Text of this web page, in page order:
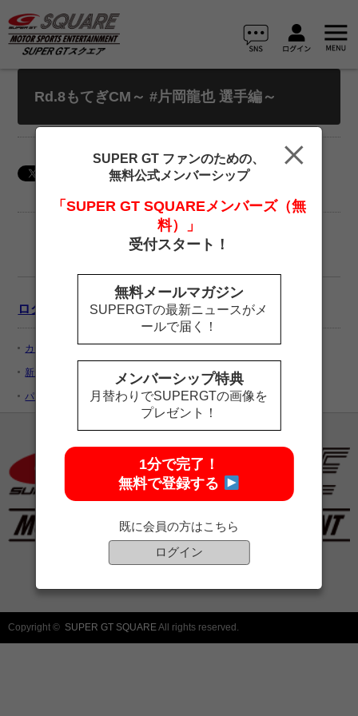
Rd.8もてぎCM～ #片岡龍也 選手編～
ログイン
カートを見る
新規ユーザー登録
パスワードをお忘れですか ?
Copyright © SUPER GT SQUAREAll rights reserved.
SUPER GT ファンのための、
無料公式メンバーシップ
「SUPER GT SQUAREメンバーズ（無
料）」
受付スタート！
無料メールマガジン
SUPERGTの最新ニュースがメ
ールで届く！
メンバーシップ特典
月替わりでSUPERGTの画像を
プレゼント！
1分で完了！
無料で登録する
既に会員の方はこちら
ログイン